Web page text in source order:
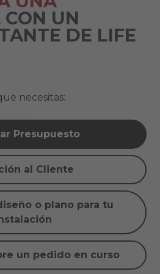
CON UN
DE LIFE
necesitas:
Presupuesto
al Cliente
o plano para tu
un pedido en curso